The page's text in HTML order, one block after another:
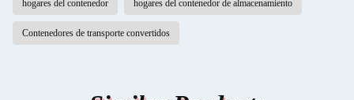
hogares del contenedor hogares del contenedor de almacenamiento
Contenedores de transporte convertidos